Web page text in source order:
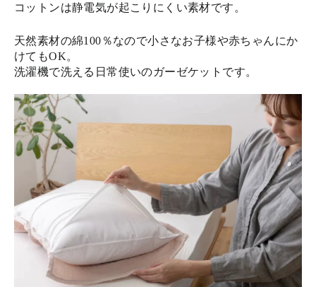
コットンは静電気が起こりにくい素材です。
天然素材の綿100％なので小さなお子様や赤ちゃんにか
けてもOK。
洗濯機で洗える日常使いのガーゼケットです。